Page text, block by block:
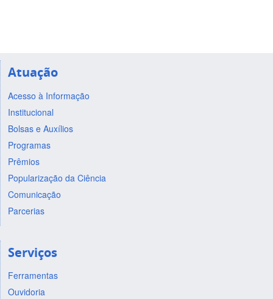
Atuação
Acesso à Informação
Institucional
Bolsas e Auxílios
Programas
Prêmios
Popularização da Ciência
Comunicação
Parcerias
Serviços
Ferramentas
Ouvidoria